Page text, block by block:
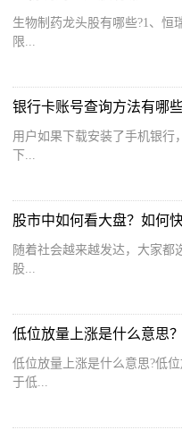
生物制药龙头股有哪些?1、恒
限...
银行卡账号查询方法有哪
用户如果下载安装了手机银行
下...
股市中如何看大盘？如何
随着社会越来越发达，大家都
股...
低位放量上涨是什么意思
低位放量上涨是什么意思?低
于低...